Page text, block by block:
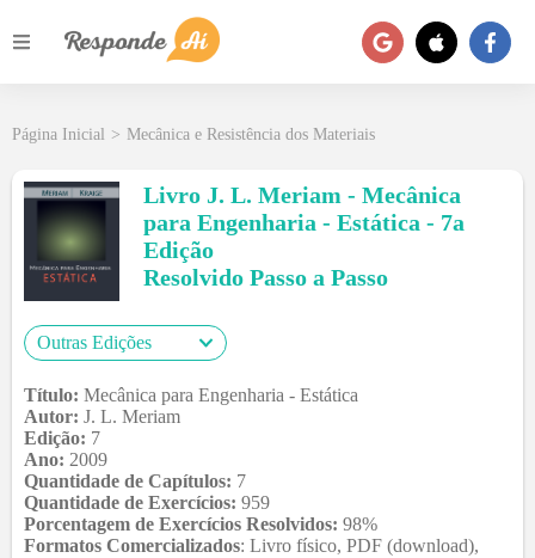
Página Inicial > Mecânica e Resistência dos Materiais
Outras Edições
Livro J. L. Meriam - Mecânica
para Engenharia - Estática - 7a
Edição
Resolvido Passo a Passo
Título: Mecânica para Engenharia - Estática
Autor: J. L. Meriam
Edição: 7
Ano: 2009
Quantidade de Capítulos: 7
Quantidade de Exercícios: 959
Porcentagem de Exercícios Resolvidos: 98%
Formatos Comercializados: Livro físico, PDF (download),